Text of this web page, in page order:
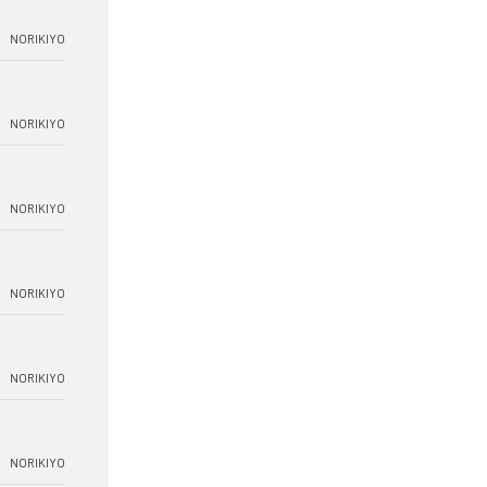
NORIKIYO
NORIKIYO
NORIKIYO
NORIKIYO
NORIKIYO
NORIKIYO